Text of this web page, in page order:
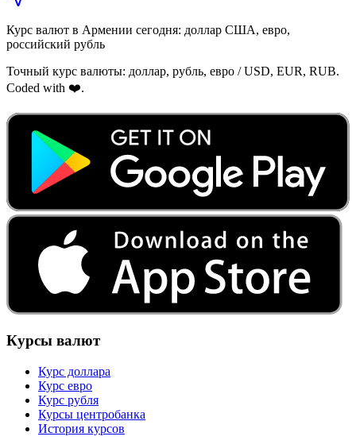
Курс валют в Армении сегодня: доллар США, евро,
российский рубль
Точный курс валюты: доллар, рубль, евро / USD, EUR, RUB.
Coded with ❤️.
Курсы валют
Курс доллара
Курс евро
Курс рубля
Курсы центробанка
История курсов